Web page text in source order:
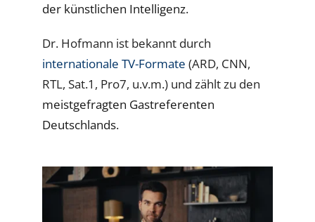
der künstlichen Intelligenz.
Dr. Hofmann ist bekannt durch
internationale TV-Formate (ARD, CNN,
RTL, Sat.1, Pro7, u.v.m.) und zählt zu den
meistgefragten Gastreferenten
Deutschlands.